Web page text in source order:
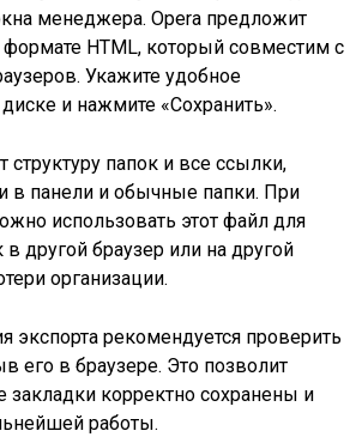
менеджера. Opera предложит
HTML, который совместим с
Укажите удобное
и нажмите «Сохранить».
структуру папок и все ссылки,
в панели и обычные папки. При
использовать этот файл для
в другой браузер или на другой
организации.
экспорта рекомендуется проверить
его в браузере. Это позволит
закладки корректно сохранены и
работы.